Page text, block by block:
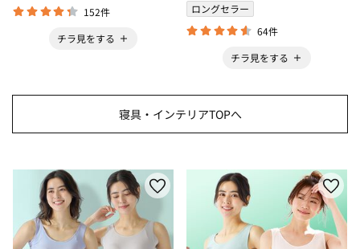
152件
チラ見をする
ロングセラー
64件
チラ見をする
寝具・インテリアTOPへ